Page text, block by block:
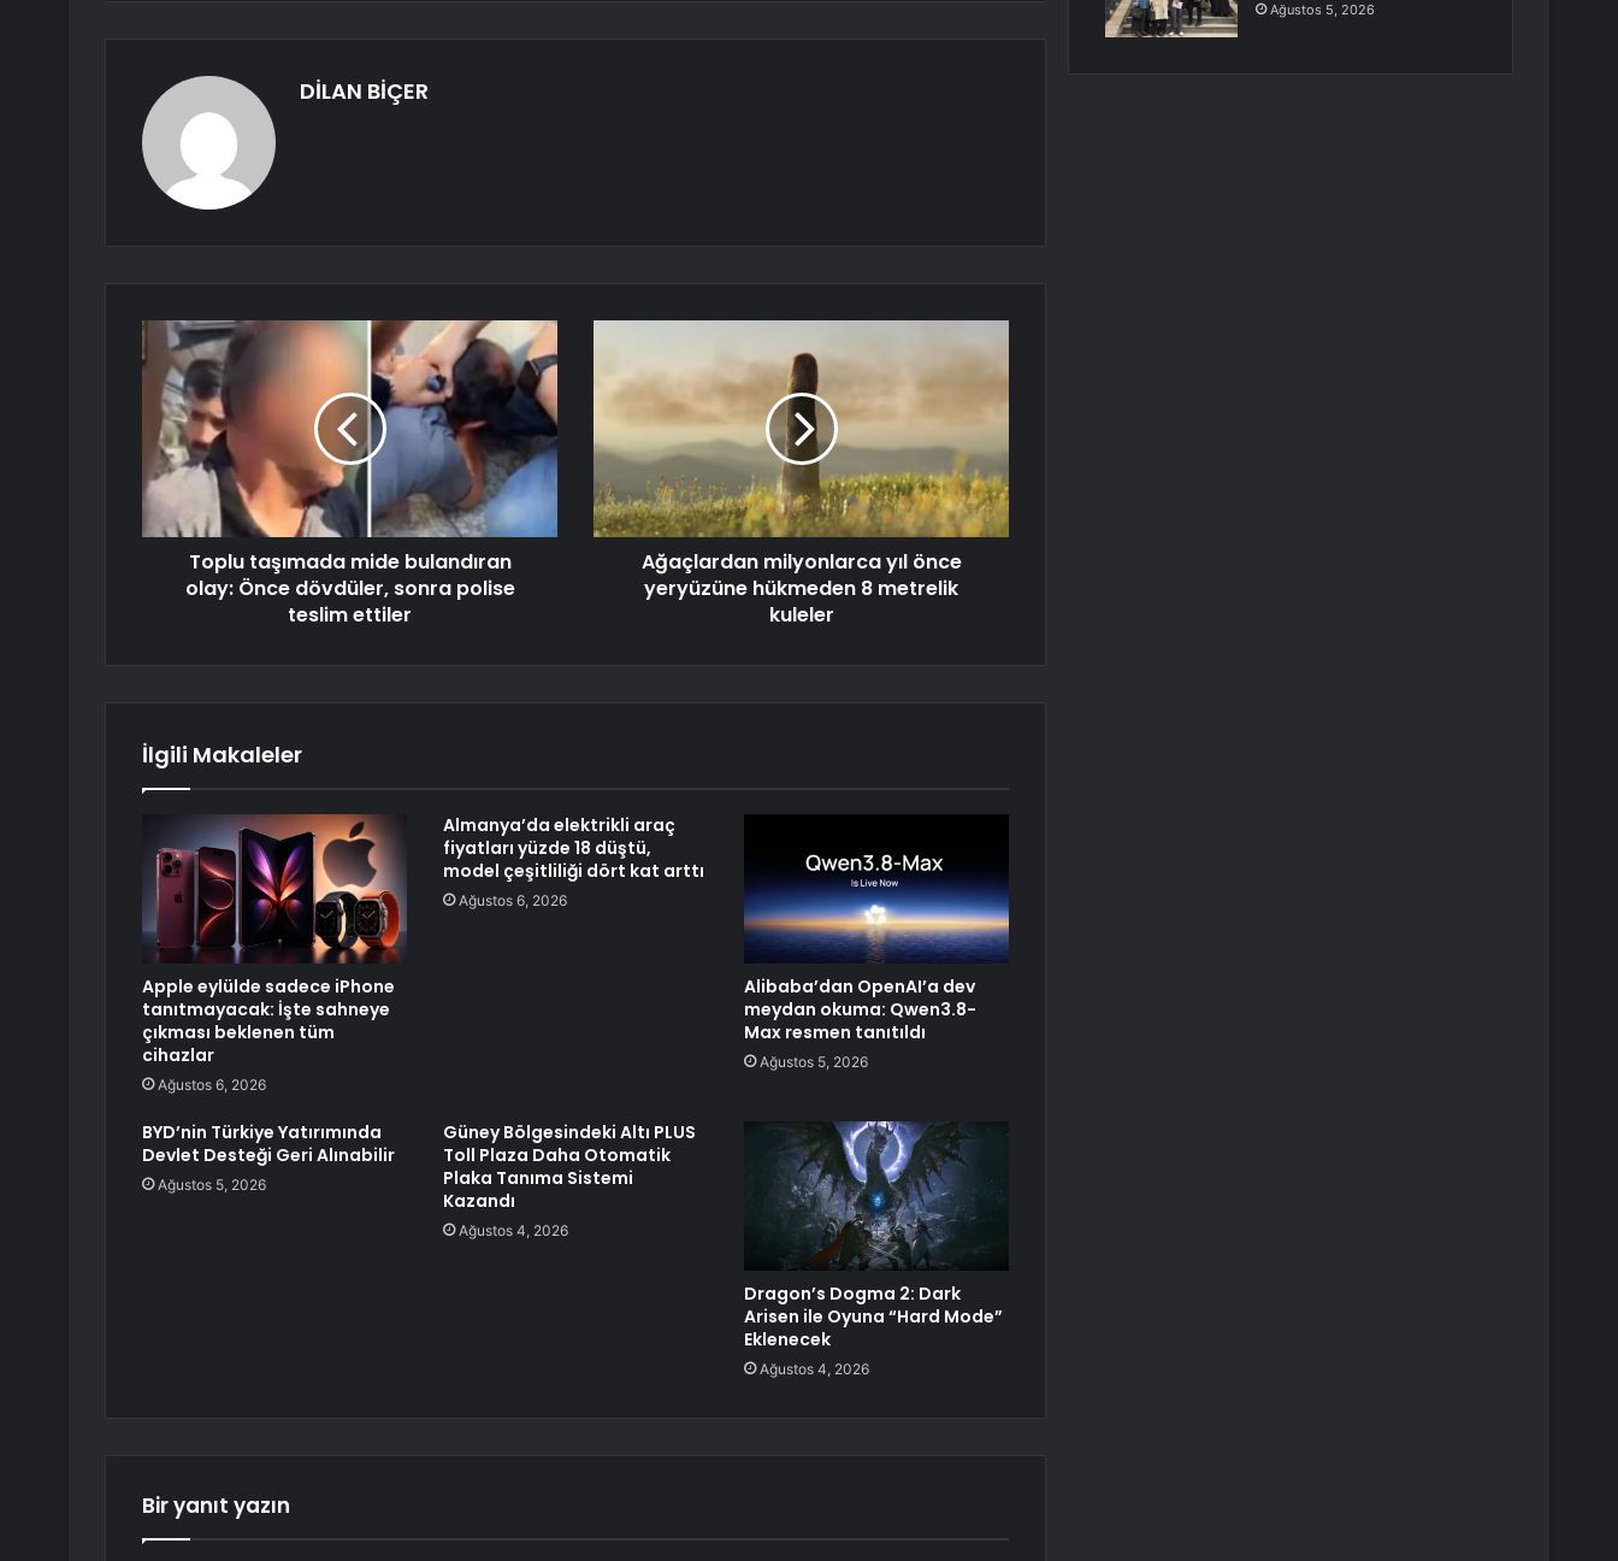
DİLAN BİÇER
Toplu taşımada mide bulandıran
olay: Önce dövdüler, sonra polise
teslim ettiler
Ağaçlardan milyonlarca yıl önce
yeryüzüne hükmeden 8 metrelik
kuleler
İlgili Makaleler
Apple eylülde sadece iPhone
tanıtmayacak: İşte sahneye
çıkması beklenen tüm
cihazlar
Ağustos 6, 2026
Almanya’da elektrikli araç
fiyatları yüzde 18 düştü,
model çeşitliliği dört kat arttı
Ağustos 6, 2026
Alibaba’dan OpenAI’a dev
meydan okuma: Qwen3.8-
Max resmen tanıtıldı
Ağustos 5, 2026
BYD’nin Türkiye Yatırımında
Devlet Desteği Geri Alınabilir
Ağustos 5, 2026
Güney Bölgesindeki Altı PLUS
Toll Plaza Daha Otomatik
Plaka Tanıma Sistemi
Kazandı
Ağustos 4, 2026
Dragon’s Dogma 2: Dark
Arisen ile Oyuna “Hard Mode”
Eklenecek
Ağustos 4, 2026
Bir yanıt yazın
Ağustos 5, 2026